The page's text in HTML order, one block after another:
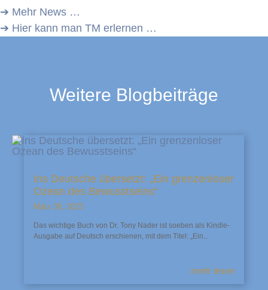
➔ Mehr News …
➔ Hier kann man TM erlernen …
Weitere Blogbeiträge
Ins Deutsche übersetzt: „Ein grenzenloser
Ozean des Bewusstseins“
März 30, 2023
Das wichtige Buch von Dr. Tony Nader ist soeben als Kindle-
Ausgabe auf Deutsch erschienen, mit dem Titel: „Ein...
mehr lesen